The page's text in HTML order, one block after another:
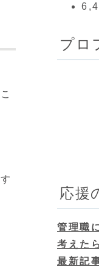
プロ
応援
管理職
考えたら
最新記